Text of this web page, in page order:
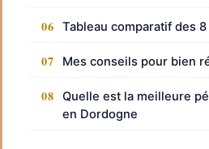
Tableau comparatif des
Mes conseils pour bien
Quelle est la meilleure
en Dordogne